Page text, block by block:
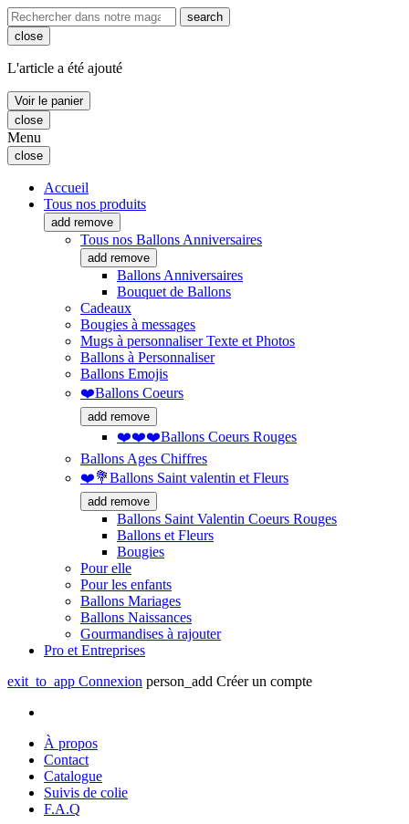
search
close
L'article a été ajouté
Voir le panier
close
Menu
close
Accueil
Tous nos produits
add remove
Tous nos Ballons Anniversaires
add remove
Ballons Anniversaires
Bouquet de Ballons
Cadeaux
Bougies à messages
Mugs à personnaliser Texte et Photos
Ballons à Personnaliser
Ballons Emojis
❤️Ballons Coeurs
add remove
❤️❤️❤️Ballons Coeurs Rouges
Ballons Ages Chiffres
❤️💐Ballons Saint valentin et Fleurs
add remove
Ballons Saint Valentin Coeurs Rouges
Ballons et Fleurs
Bougies
Pour elle
Pour les enfants
Ballons Mariages
Ballons Naissances
Gourmandises à rajouter
Pro et Entreprises
exit_to_app Connexion person_add Créer un compte
À propos
Contact
Catalogue
Suivis de colie
F.A.Q